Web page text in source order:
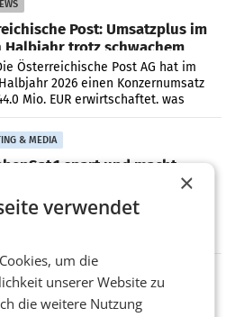
Post: Umsatzplus im
Halbjahr trotz schwachem
Österreichische Post AG hat im
2026 einen Konzernumsatz
Mio. EUR erwirtschaftet, was
von 3,8 Prozent gegenüber dem
& MEDIA
spart und macht
MAILAND/AMSTERDAM. Der
ProSiebenSat.1 hat im
dank Kostensenkungen operativ
deutlich übertroffen.
für Zirkularität: ARA und
×
verwendet
um die
unserer Website zu
die weitere Nutzung